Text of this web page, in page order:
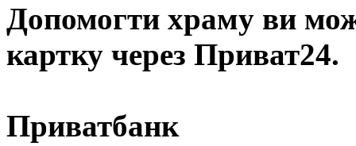
Допомогти храму ви
картку через Приват24.
Приватбанк